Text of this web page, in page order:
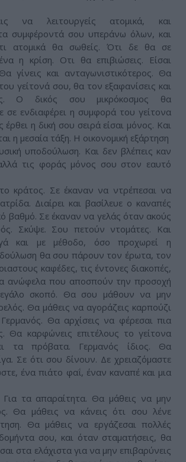
να λειτουργείς ατομικά, και
συμφέροντά σου υπεράνω όλων, και
ατομικά θα σωθείς. Ότι δε θα σε
η κρίση. Οτι θα επιβιώσεις. Είσαι
γίνεις και ανταγωνιστικότερος. Θα
γείτονά σου, θα τον εξαφανίσεις και
Ο δικός σου μικρόκοσμος θα
σε ενδιαφέρει η συμφορά του γείτονα
η δική σου σειρά είσαι μόνος. Και
η μεσαία τάξη. Η οικονομική εξάρτηση
υποδούλωση. Και δεν βλέπεις καν
τις φοράς μόνος σου στον εαυτό
κράτος. Σε έκαναν να ντρέπεσαι να
Διαίρει και βασίλευε ο καναπές
βαθμό. Σε έκαναν να γελάς όταν ακούς
Σκύψε. Σου πετούν ντομάτες. Και
και με μέθοδο, όσο προχωρεί η
θα σου πάρουν τον έρωτα, τον
καφέδες, τις έντονες διακοπές,
ανώφελα που αποσπούν την προσοχή
σκοπό. Θα σου μάθουν να μην
Θα μάθεις να αγοράζεις καρπούζι
Θα αρχίσεις να φέρεσαι πια
Θα καρφώνεις επιτέλους το γείτονα
τα πρόβατα. Γερμανός ίδιος. Θα
Σε ότι σου δίνουν. Δε χρειαζόμαστε
ένα πιάτο φαΐ, έναν καναπέ και μια
Για τα απαραίτητα. Θα μάθεις να μην
Θα μάθεις να κάνεις ότι σου λένε
Θα μάθεις να εργάζεσαι πολλές
σου, και όταν σταματήσεις, θα
στα ελάχιστα για να μην επιβαρύνεις